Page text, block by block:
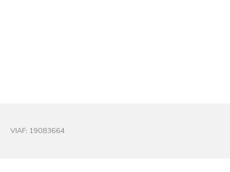
VIAF: 19083664